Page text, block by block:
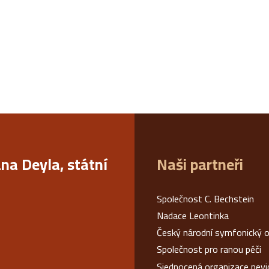
Deyla, státní Naši partneři
Společnost C. Bechstein
Nadace Leontinka
Český národní symfonický
Společnost pro ranou péči